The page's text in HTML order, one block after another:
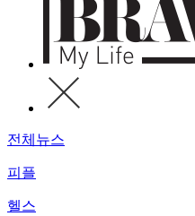
전체뉴스
피플
헬스